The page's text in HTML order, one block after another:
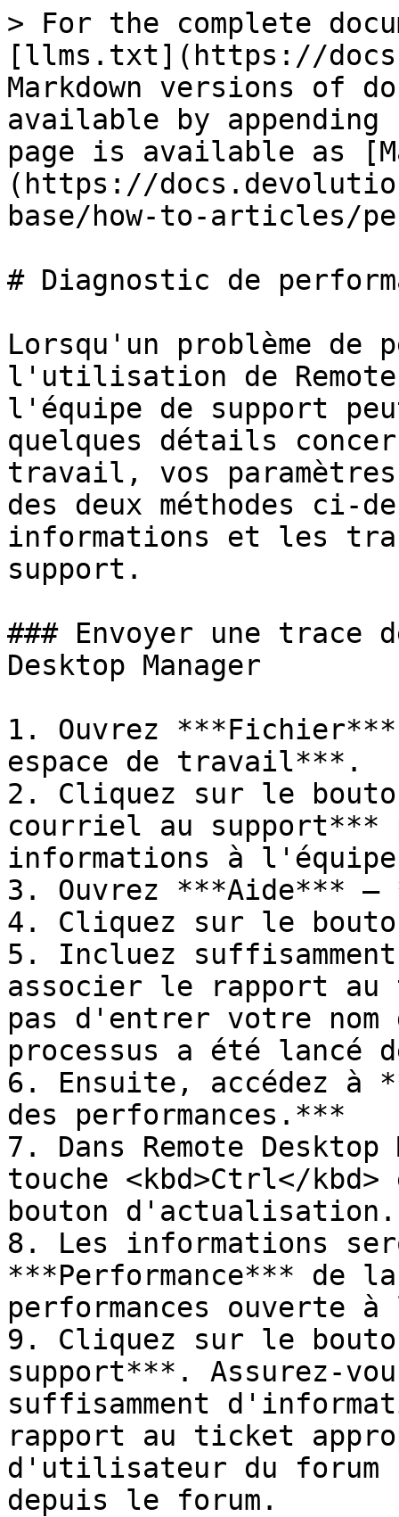
> For the complete
[llms.txt](https://
Markdown versions of
available by
page is available as
(https://
base/how-to-articles/
# Diagnostic de
Lorsqu'un problème de
l'utilisation de Remote
l'équipe de support
quelques détails
travail, vos
des deux méthodes
informations et les
support.
### Envoyer une trace
Desktop Manager
1. Ouvrez
espace de travail***.
2. Cliquez sur le
courriel au support***
informations à
3. Ouvrez ***Aide*** –
4. Cliquez sur le
5. Incluez
associer le rapport
pas d'entrer votre
processus a été lancé
6. Ensuite, accédez à
des performances.***
7. Dans Remote
touche <kbd>Ctrl</
bouton d'actualisation.
8. Les informations
***Performance*** de
performances ouverte
9. Cliquez sur le
support***. Assurez-
suffisamment
rapport au ticket
d'utilisateur du forum
depuis le forum.